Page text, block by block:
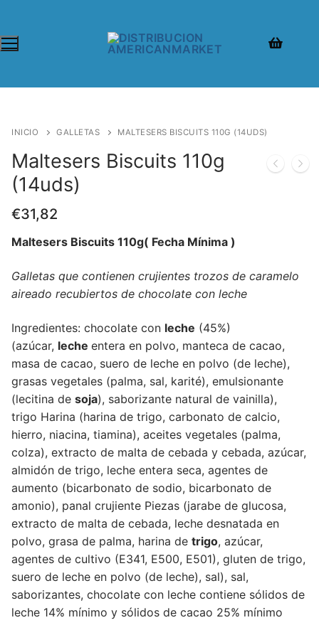
INICIO GALLETAS MALTESERS BISCUITS 110G (14UDS)
Maltesers Biscuits 110g
(14uds)
€31,82
Maltesers Biscuits 110g( Fecha Mínima )
Galletas que contienen crujientes trozos de caramelo
aireado recubiertos de chocolate con leche
Ingredientes: chocolate con leche (45%)
(azúcar, leche entera en polvo, manteca de cacao,
masa de cacao, suero de leche en polvo (de leche),
grasas vegetales (palma, sal, karité), emulsionante
(lecitina de soja), saborizante natural de vainilla),
trigo Harina (harina de trigo, carbonato de calcio,
hierro, niacina, tiamina), aceites vegetales (palma,
colza), extracto de malta de cebada y cebada, azúcar,
almidón de trigo, leche entera seca, agentes de
aumento (bicarbonato de sodio, bicarbonato de
amonio), panal crujiente Piezas (jarabe de glucosa,
extracto de malta de cebada, leche desnatada en
polvo, grasa de palma, harina de trigo, azúcar,
agentes de cultivo (E341, E500, E501), gluten de trigo,
suero de leche en polvo (de leche), sal), sal,
saborizantes, chocolate con leche contiene sólidos de
leche 14% mínimo y sólidos de cacao 25% mínimo